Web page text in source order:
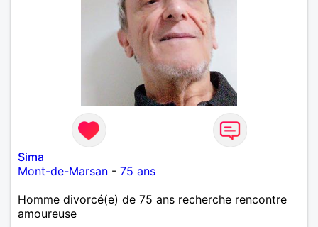
Sima
Mont-de-Marsan - 75 ans
Homme divorcé(e) de 75 ans recherche rencontre
amoureuse